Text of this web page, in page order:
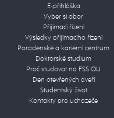
E-přihláška
Vyber si obor
Přijímací řízení
Výsledky přijímacího řízení
Poradenské a kariérní centrum
Doktorské studium
Proč studovat na FSS OU
Den otevřených dveří
Studentský život
Kontakty pro uchazeče